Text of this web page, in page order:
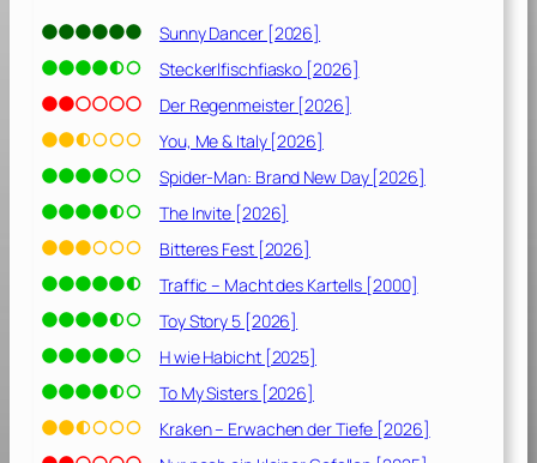
]
Sunny Dancer [2026]
Steckerlfischfiasko [2026]
Der Regenmeister [2026]
You, Me & Italy [2026]
Spider-Man: Brand New Day [2026]
The Invite [2026]
Bitteres Fest [2026]
Traffic – Macht des Kartells [2000]
Toy Story 5 [2026]
H wie Habicht [2025]
To My Sisters [2026]
Kraken – Erwachen der Tiefe [2026]